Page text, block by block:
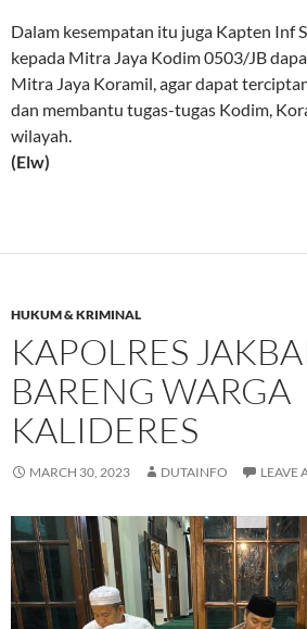
Dalam kesempatan itu juga Kapten Inf
kepada Mitra Jaya Kodim 0503/JB
Mitra Jaya Koramil, agar dapat
dan membantu tugas-tugas Kodim,
wilayah.
(Elw)
HUKUM & KRIMINAL
KAPOLRES
BARENG WARGA
KALIDERES
MARCH 30, 2023 DUTAINFO LEAVE